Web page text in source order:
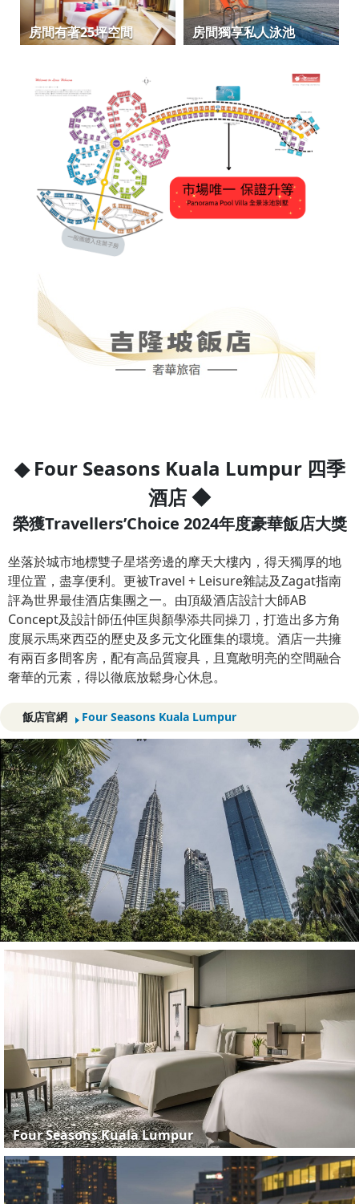
房間有著25坪空間 房間獨享私人泳池
◆ Four Seasons Kuala Lumpur 四季
酒店 ◆
榮獲Travellers’Choice 2024年度豪華飯店大獎
坐落於城市地標雙子星塔旁邊的摩天大樓內，得天獨厚的地
理位置，盡享便利。更被Travel + Leisure雜誌及Zagat指南
評為世界最佳酒店集團之一。由頂級酒店設計大師AB
Concept及設計師伍仲匡與顏學添共同操刀，打造出多方角
度展示馬來西亞的歷史及多元文化匯集的環境。酒店一共擁
有兩百多間客房，配有高品質寢具，且寬敞明亮的空間融合
奢華的元素，得以徹底放鬆身心休息。
飯店官網 Four Seasons Kuala Lumpur
Four Seasons Kuala Lumpur